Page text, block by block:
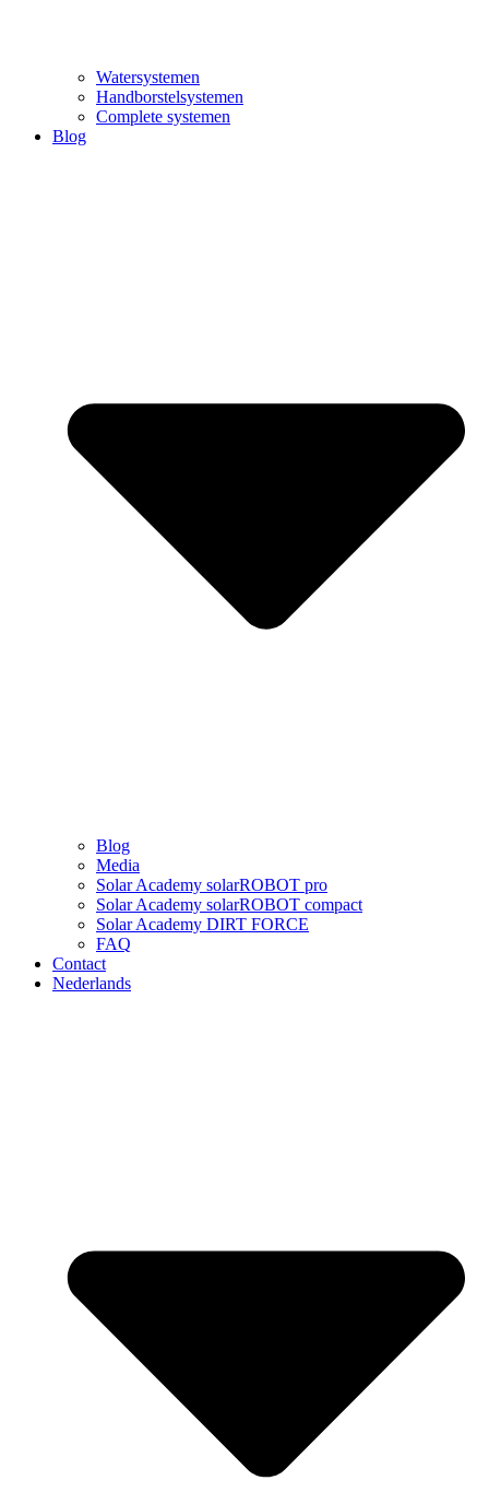
Watersystemen
Handborstelsystemen
Complete systemen
Blog
Blog
Media
Solar Academy solarROBOT pro
Solar Academy solarROBOT compact
Solar Academy DIRT FORCE
FAQ
Contact
Nederlands